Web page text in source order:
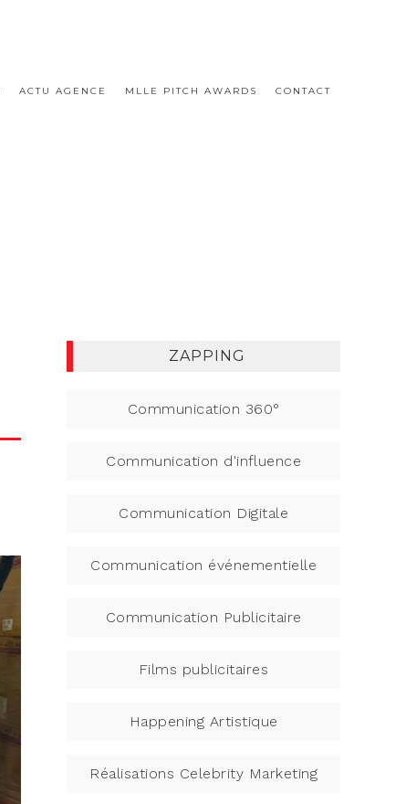
ACTU AGENCE MLLE PITCH AWARDS CONTACT
ZAPPING
Communication 360°
Communication d'influence
Communication Digitale
Communication événementielle
Communication Publicitaire
Films publicitaires
Happening Artistique
Réalisations Celebrity Marketing